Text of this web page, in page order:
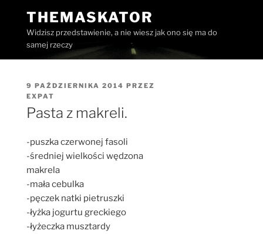
THEMASKATOR
Widzisz przedstawienie, a nie wiesz jak ono się ma do
samej rzeczy
OPUBLIKOWANE
W
9 PAŹDZIERNIKA 2014 PRZEZ
EXPAT
Pasta z makreli.
-puszka czerwonej fasoli
-średniej wielkości wędzona
makrela
-mała cebulka
-pęczek natki pietruszki
-łyżka jogurtu greckiego
-łyżeczka musztardy